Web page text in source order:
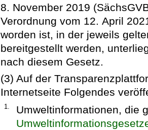
8. November 2019
Verordnung vom 12. April
worden ist, in der jeweils
bereitgestellt werden,
nach diesem Gesetz.
(3) Auf der
Internetseite Folgendes
1.
Umweltinformationen, die